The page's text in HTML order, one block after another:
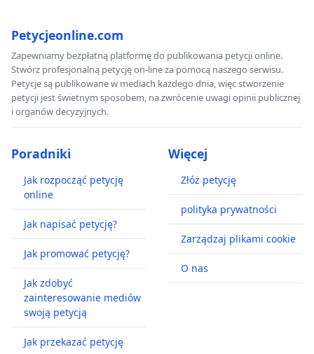
Petycjeonline.com
Zapewniamy bezpłatną platformę do publikowania petycji online.
Stwórz profesjonalną petycję on-line za pomocą naszego serwisu.
Petycje są publikowane w mediach każdego dnia, więc stworzenie
petycji jest świetnym sposobem, na zwrócenie uwagi opinii publicznej
i organów decyzyjnych.
Poradniki
Jak rozpocząć petycję
online
Jak napisać petycję?
Jak promować petycję?
Jak zdobyć
zainteresowanie mediów
swoją petycją
Jak przekazać petycję
Więcej
Złóż petycję
polityka prywatności
Zarządzaj plikami cookie
O nas